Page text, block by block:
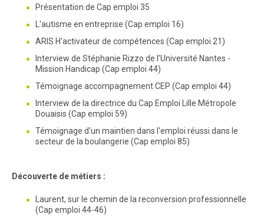
Présentation de Cap emploi 35
L'autisme en entreprise (Cap emploi 16)
ARIS H'activateur de compétences (Cap emploi 21)
Interview de Stéphanie Rizzo de l’Université Nantes -
Mission Handicap (Cap emploi 44)
Témoignage accompagnement CEP (Cap emploi 44)
Interview de la directrice du Cap Emploi Lille Métropole
Douaisis (Cap emploi 59)
Témoignage d'un maintien dans l'emploi réussi dans le
secteur de la boulangerie (Cap emploi 85)
Découverte de métiers :
Laurent, sur le chemin de la reconversion professionnelle
(Cap emploi 44-46)